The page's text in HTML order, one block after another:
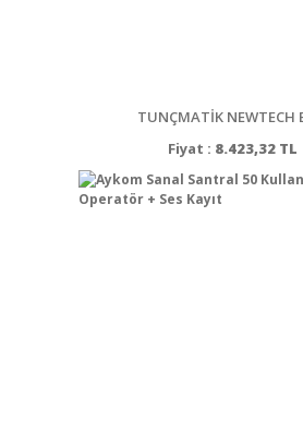
TUNÇMATİK NEWTECH
Fiyat : 8.423,32 TL